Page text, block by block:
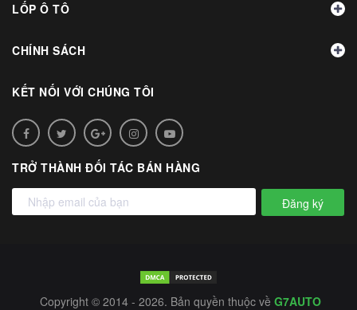
LỐP Ô TÔ
CHÍNH SÁCH
KẾT NỐI VỚI CHÚNG TÔI
TRỞ THÀNH ĐỐI TÁC BÁN HÀNG
Đăng ký
Copyright © 2014 - 2026. Bản quyền thuộc về G7AUTO